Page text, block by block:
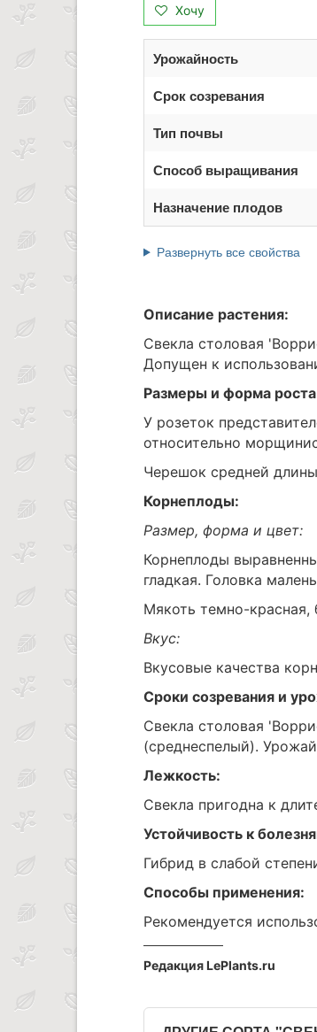
Хочу
Урожайность
Срок созревания
Тип почвы
Способ выращивания
Назначение плодов
Развернуть все свойства
Описание растения:
Свекла столовая
Допущен к
Размеры и форма
У розеток
относительно
Черешок средней
Корнеплоды:
Размер, форма и цвет:
Корнеплоды
гладкая. Головка
Мякоть темно-красная,
Вкус:
Вкусовые качества
Сроки созревания и
Свекла столовая
(среднеспелый).
Лежкость:
Свекла пригодна к
Устойчивость к
Гибрид в слабой
Способы применения:
Рекомендуется
Редакция LePlants.ru